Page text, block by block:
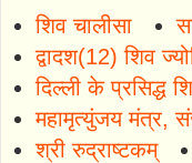
शिव चालीसा
द्वादश(12) शिव
दिल्ली के प्रसिद्ध
महामृत्युंजय मंत्र,
श्री रुद्राष्टकम्